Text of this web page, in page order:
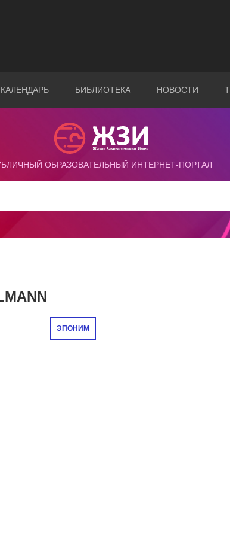
КАЛЕНДАРЬ БИБЛИОТЕКА НОВОСТИ
ОБРАЗОВАТЕЛЬНЫЙ ИНТЕРНЕТ-ПОРТАЛ
ЭПОНИМ